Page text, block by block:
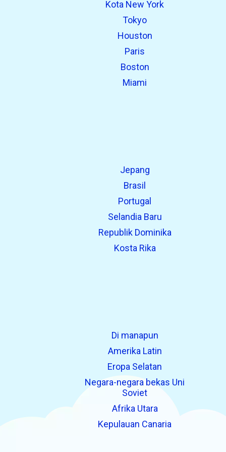
Coba iniopen_in_new
Ditemukan sebelumnya:
Kota New York
Tokyo
Houston
Paris
Boston
Miami
Jepang
Brasil
Portugal
Selandia Baru
Republik Dominika
Kosta Rika
Di manapun
Amerika Latin
Eropa Selatan
Negara-negara bekas Uni
Soviet
Afrika Utara
Kepulauan Canaria